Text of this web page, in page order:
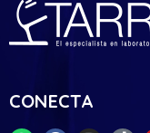
CONECTA